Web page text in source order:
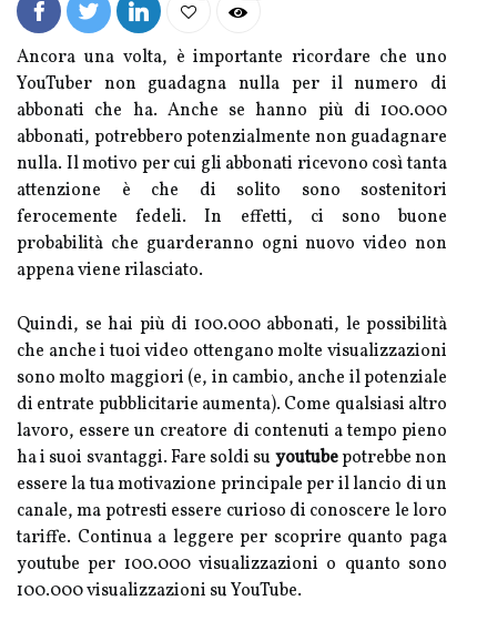
Ancora una volta, è importante ricordare che uno
YouTuber non guadagna nulla per il numero di
abbonati che ha. Anche se hanno più di 100.000
abbonati, potrebbero potenzialmente non guadagnare
nulla. Il motivo per cui gli abbonati ricevono così tanta
attenzione è che di solito sono sostenitori
ferocemente fedeli. In effetti, ci sono buone
probabilità che guarderanno ogni nuovo video non
appena viene rilasciato.
Quindi, se hai più di 100.000 abbonati, le possibilità
che anche i tuoi video ottengano molte visualizzazioni
sono molto maggiori (e, in cambio, anche il potenziale
di entrate pubblicitarie aumenta). Come qualsiasi altro
lavoro, essere un creatore di contenuti a tempo pieno
ha i suoi svantaggi. Fare soldi su youtubepotrebbe non
essere la tua motivazione principale per il lancio di un
canale, ma potresti essere curioso di conoscere le loro
tariffe. Continua a leggere per scoprire quanto paga
youtube per 100.000 visualizzazioni o quanto sono
100.000 visualizzazioni su YouTube.